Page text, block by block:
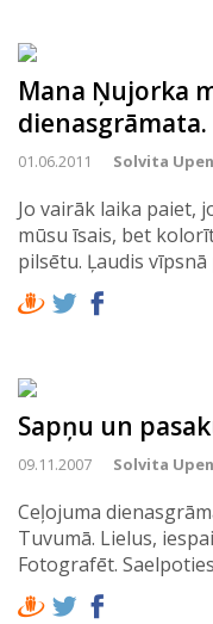
Mana Ņujorka
dienasgrāmata.
01.06.2011 Solvita
Jo vairāk laika paiet,
mūsu īsais, bet
pilsētu. Ļaudis
Sapņu un
09.11.2007 Solvita
Ceļojuma
Tuvumā. Lielus,
Fotografēt.